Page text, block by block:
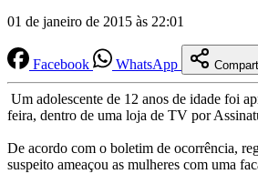
01 de janeiro de 2015 às 22:01
Facebook WhatsApp
Um adolescente de 12 anos de idade foi
feira, dentro de uma loja de TV por
De acordo com o boletim de ocorrência,
suspeito ameaçou as mulheres com uma